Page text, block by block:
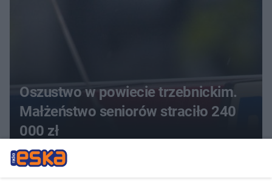
Oszustwo w powiecie trzebnickim.
Małżeństwo seniorów straciło 240
000 zł
ZOBACZ WIĘCEJ